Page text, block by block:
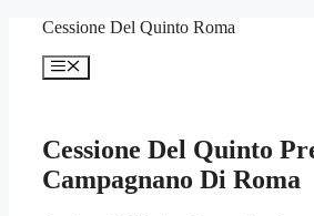
contenuto
Cessione Del Quinto Roma
Menu
Cessione Del Quinto
Campagnano Di Roma